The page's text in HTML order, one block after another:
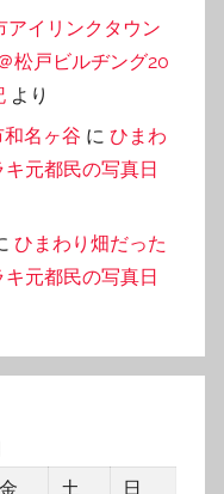
アイリンクタウン
松戸ビルヂング20
より
名ヶ谷 に ひまわ
元都民の写真日
ひまわり畑だった
元都民の写真日
金 土
日